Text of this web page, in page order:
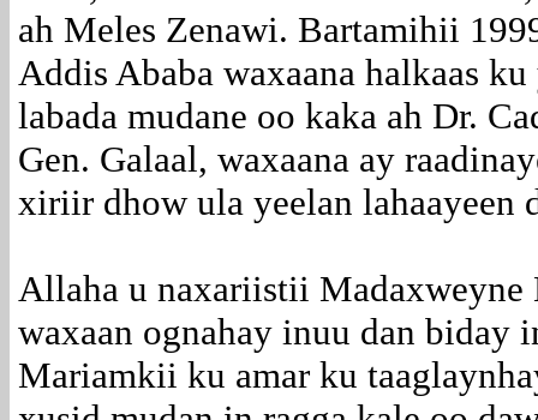
ah Meles Zenawi. Bartamihii
Addis Ababa waxaana halkaas
labada mudane oo kaka ah Dr.
Gen. Galaal, waxaana ay
xiriir dhow ula yeelan lahaayeen
Allaha u naxariistii Madaxweyne
waxaan ognahay inuu dan biday
Mariamkii ku amar ku